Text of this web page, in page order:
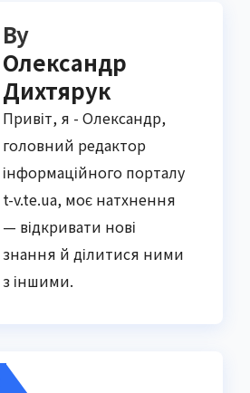
By
Олександр
Дихтярук
Привіт, я - Олександр,
головний редактор
інформаційного порталу
t-v.te.ua, моє натхнення
— відкривати нові
знання й ділитися ними
з іншими.